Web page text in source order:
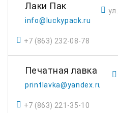
Лаки Пак
info@luckypack.ru
+7 (863) 232-08-78
Печатная лавка
printlavka@yandex.ru
+7 (863) 221-35-10